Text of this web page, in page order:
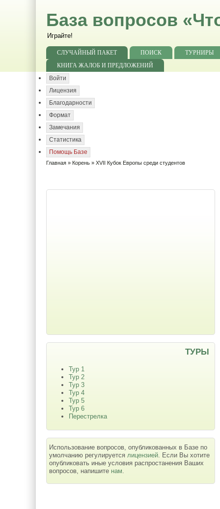
База вопросов
Играйте!
СЛУЧАЙНЫЙ ПАКЕТ ПОИСК
ТУРНИРЫ
КНИГА ЖАЛОБ И ПРЕДЛОЖЕНИЙ
Войти
Лицензия
Благодарности
Формат
Замечания
Статистика
Помощь Базе
Главная » Корень » XVII Кубок Европы среди студентов
ТУРЫ
Тур 1
Тур 2
Тур 3
Тур 4
Тур 5
Тур 6
Перестрелка
Использование вопросов, опубликованных в Базе по
умолчанию регулируется лицензией. Если Вы хотите
опубликовать иные условия распростанения Ваших
вопросов, напишите нам.